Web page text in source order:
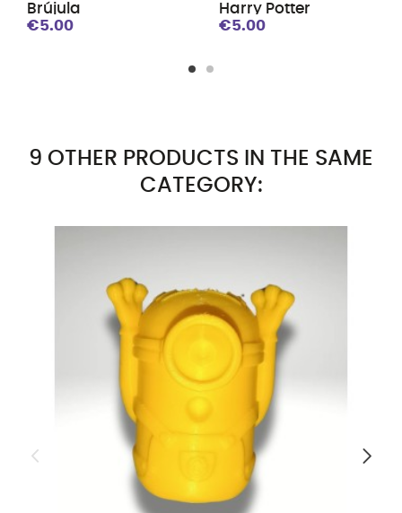
Brújula
€5.00
Harry Potter
€5.00
9 OTHER PRODUCTS IN THE SAME
CATEGORY: